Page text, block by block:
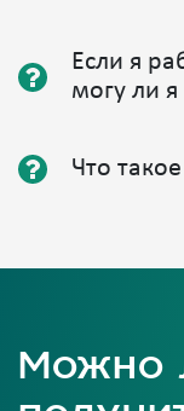
Если я
могу ли я
Что
Можно